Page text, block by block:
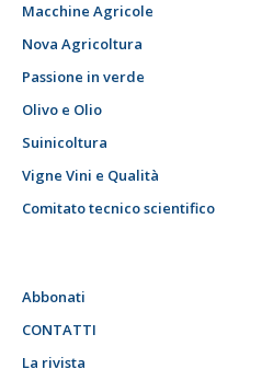
Macchine Agricole
Nova Agricoltura
Passione in verde
Olivo e Olio
Suinicoltura
Vigne Vini e Qualità
Comitato tecnico scientifico
Abbonati
CONTATTI
La rivista